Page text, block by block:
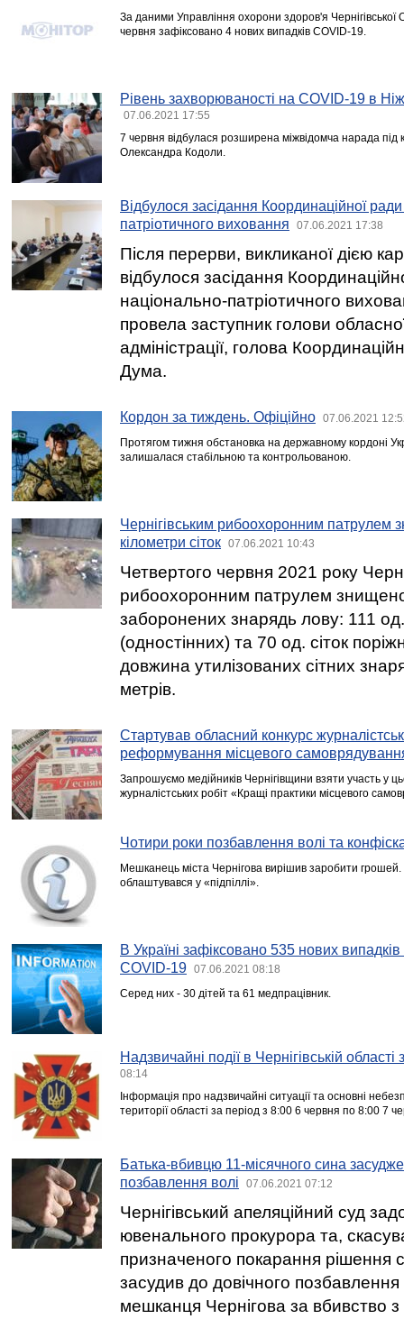
За даними Управління охорони здоров'я
червня зафіксовано 4 нових випадків COVID-19.
Рівень захворюваності на COVID-19 в
07.06.2021 17:55
7 червня відбулася розширена міжвідомча нарада під
Олександра Кодоли.
Відбулося засідання Координаційної
патріотичного виховання
07.06.2021 17:38
Після перерви, викликаної дією
відбулося засідання
національно-патріотичного
провела заступник голови
адміністрації, голова
Дума.
Кордон за тиждень. Офіційно 07.06.2021
Протягом тижня обстановка на державному кордоні
залишалася стабільною та контрольованою.
Чернігівським рибоохоронним патрулем
кілометри сіток
07.06.2021 10:43
Четвертого червня 2021 року
рибоохоронним патрулем
заборонених знарядь лову: 111 од.
(одностінних) та 70 од. сіток
довжина утилізованих сітних
метрів.
Стартував обласний конкурс
реформування місцевого
Запрошуємо медійників Чернігівщини взяти участь у
журналістських робіт «Кращі практики місцевого
Чотири роки позбавлення волі та
Мешканець міста Чернігова вирішив заробити
облаштувався у «підпіллі».
В Україні зафіксовано 535 нових
COVID-19
07.06.2021 08:18
Серед них - 30 дітей та 61 медпрацівник.
Надзвичайні події в Чернігівській
08:14
Інформація про надзвичайні ситуації та основні
території області за період з 8:00 6 червня по 8:00 7
Батька-вбивцю 11-місячного сина
позбавлення волі
07.06.2021 07:12
Чернігівський апеляційний суд
ювенального прокурора та,
призначеного покарання рішення
засудив до довічного позбавлення
мешканця Чернігова за вбивство